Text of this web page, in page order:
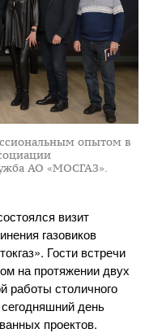
опытом в
АО «МОСГАЗ».
визит
газовиков
Гости встречи
на протяжении двух
работы столичного
сегодняшний день
проектов.